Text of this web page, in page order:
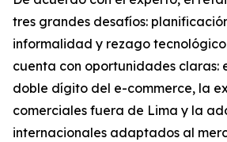
tres grandes desafíos:
informalidad y rezago
cuenta con oportunidades claras:
doble dígito del e-commerce, la
comerciales fuera de Lima y la
internacionales adaptados al